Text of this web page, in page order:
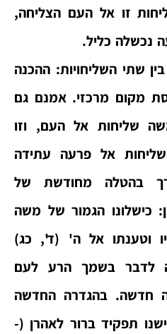
זו אל העם הצליחה,
נכשלה כליל.
שתי השליחויות: ההכנה
מקום מרכזי. אמנם גם
שליחות אל העם, וזו
אל פרעה עתידה
בהטלה מחודשת של
כישלונו הגמור של משה
וטענתו אל ה' (ד', כג)
לדבר בשמך הרע לעם
חדשה. בהגדרה החדשה
תפקיד ברור לאהרן (-